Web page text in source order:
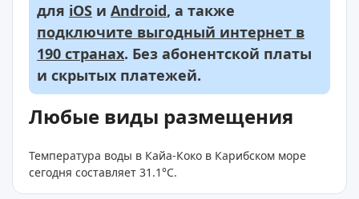
для iOS и Android, а также
подключите выгодный интернет в
190 странах. Без абонентской платы
и скрытых платежей.
Любые виды размещения
Температура воды в Кайа-Коко в Карибском море
сегодня составляет 31.1°C.